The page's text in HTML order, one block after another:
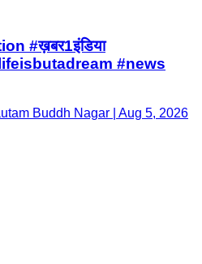
#ख़बर1इंडिया
#news
Buddh Nagar | Aug 5, 2026